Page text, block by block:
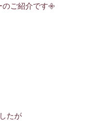
のご紹介です𖧷
たが